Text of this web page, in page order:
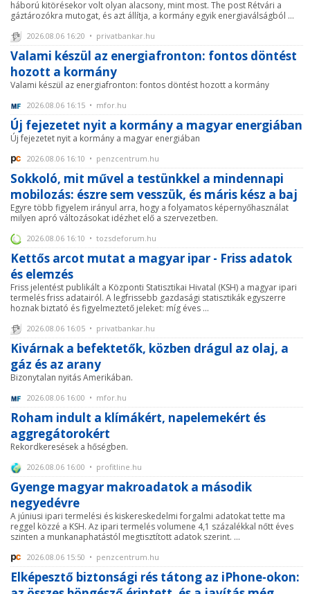
háború kitörésekor volt olyan alacsony, mint most. The post Rétvári a
gáztározókra mutogat, és azt állítja, a kormány egyik energiaválságból ...
2026.08.06 16:20 • privatbankar.hu
Valami készül az energiafronton: fontos döntést
hozott a kormány
Valami készül az energiafronton: fontos döntést hozott a kormány
2026.08.06 16:15 • mfor.hu
Új fejezetet nyit a kormány a magyar energiában
Új fejezetet nyit a kormány a magyar energiában
2026.08.06 16:10 • penzcentrum.hu
Sokkoló, mit művel a testünkkel a mindennapi
mobilozás: észre sem vesszük, és máris kész a baj
Egyre több figyelem irányul arra, hogy a folyamatos képernyőhasználat
milyen apró változásokat idézhet elő a szervezetben.
2026.08.06 16:10 • tozsdeforum.hu
Kettős arcot mutat a magyar ipar - Friss adatok
és elemzés
Friss jelentést publikált a Központi Statisztikai Hivatal (KSH) a magyar ipari
termelés friss adatairól. A legfrissebb gazdasági statisztikák egyszerre
hoznak biztató és figyelmeztető jeleket: míg éves ...
2026.08.06 16:05 • privatbankar.hu
Kivárnak a befektetők, közben drágul az olaj, a
gáz és az arany
Bizonytalan nyitás Amerikában.
2026.08.06 16:00 • mfor.hu
Roham indult a klímákért, napelemekért és
aggregátorokért
Rekordkeresések a hőségben.
2026.08.06 16:00 • profitline.hu
Gyenge magyar makroadatok a második
negyedévre
A júniusi ipari termelési és kiskereskedelmi forgalmi adatokat tette ma
reggel közzé a KSH. Az ipari termelés volumene 4,1 százalékkal nőtt éves
szinten a munkanaphatástól megtisztított adatok szerint. ...
2026.08.06 15:50 • penzcentrum.hu
Elképesztő biztonsági rés tátong az iPhone-okon: